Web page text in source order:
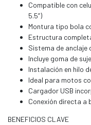
Compatible con
5.5”)
Montura tipo bola
Estructura
Sistema de anclaje
Incluye goma de
Instalación en hilo
Ideal para motos
Cargador USB
Conexión directa a
BENEFICIOS CLAVE